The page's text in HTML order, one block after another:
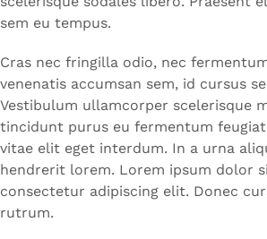
sem eu tempus.
Cras nec fringilla odio, nec
venenatis accumsan sem, id cursus
Vestibulum ullamcorper scelerisque
tincidunt purus eu fermentum
vitae elit eget interdum. In a urna
hendrerit lorem. Lorem ipsum dolor
consectetur adipiscing elit. Donec
rutrum.